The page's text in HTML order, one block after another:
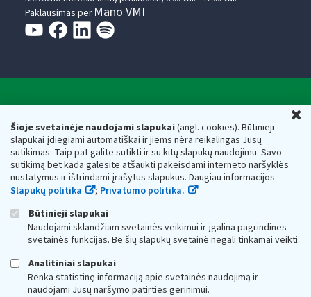
Šioje svetainėje naudojami slapukai(angl. cookies). Būtinieji
slapukai įdiegiami automatiškai ir jiems nėra reikalingas Jūsų
sutikimas. Taip pat galite sutikti ir su kitų slapukų naudojimu. Savo
sutikimą bet kada galėsite atšaukti pakeisdami interneto naršyklės
nustatymus ir ištrindami įrašytus slapukus. Daugiau informacijos
Slapukų politika
; Privatumo politika.
Būtinieji slapukai
Naudojami sklandžiam svetainės veikimui ir įgalina pagrindines
svetainės funkcijas. Be šių slapukų svetainė negali tinkamai veikti.
Analitiniai slapukai
Renka statistinę informaciją apie svetainės naudojimą ir
naudojami Jūsų naršymo patirties gerinimui.
Paklausimas per Mano VMI
Respublikos finansų ministerijos
Biudžetinė įstaiga. Juridinio asmens kodas — 188659752,
adresas: Vasario 16-osios g. 14, 01107 Vilnius, Lietuva, el.paštas:
vmi@vmi.lt, E. pristatymo dėžutės adresas 188659752
Duomenys apie Valstybinę mokesčių inspekciją prie Lietuvos
Respublikos finansų ministerijos kaupiami ir saugomi Juridinių